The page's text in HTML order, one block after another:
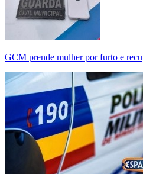
GCM prende mulher por furto e